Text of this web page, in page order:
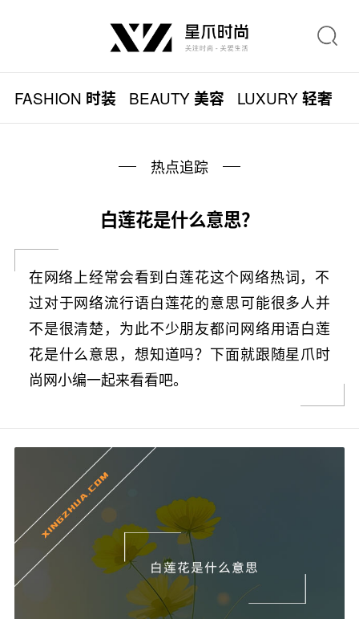
FASHION 时装 BEAUTY美容 LUXURY轻奢
热点追踪
白莲花是什么意思？
在网络上经常会看到白莲花这个网络热词，不
过对于网络流行语白莲花的意思可能很多人并
不是很清楚，为此不少朋友都问网络用语白莲
花是什么意思，想知道吗？下面就跟随星爪时
尚网小编一起来看看吧。